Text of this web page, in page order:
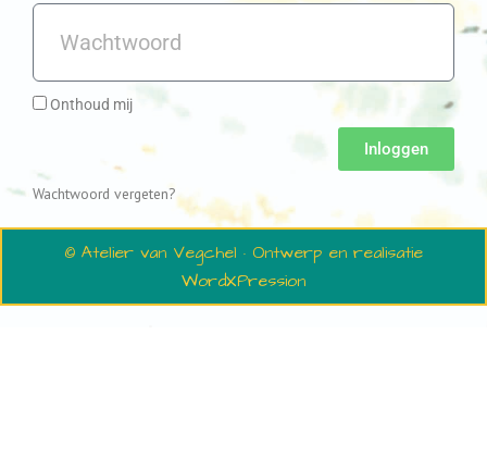
Onthoud mij
Inloggen
Wachtwoord vergeten?
© Atelier van Vegchel · Ontwerp en realisatie
WordXPression